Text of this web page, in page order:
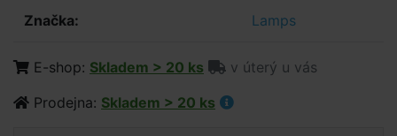
Značka: Lamps
E-shop: Skladem > 20 ks
v úterý u vás
Prodejna: Skladem > 20 ks